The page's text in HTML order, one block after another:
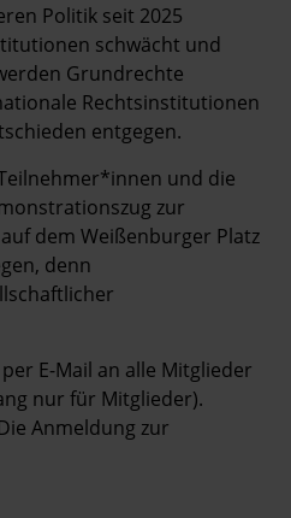
Politik seit 2025
schwächt und
Grundrechte
Rechtsinstitutionen
entgegen.
und die
zur
dem Weißenburger Platz
denn
E-Mail an alle Mitglieder
nur für Mitglieder).
Anmeldung zur